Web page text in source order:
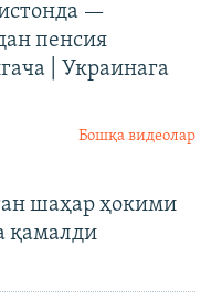
—
пенсия
| Украинага
Бошқа видеолар
шаҳар ҳокими
қамалди